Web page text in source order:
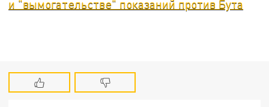
и "вымогательстве" показаний против Бута